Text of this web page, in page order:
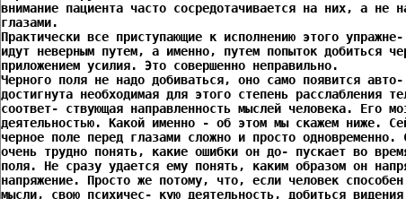
внимание пациента часто сосредотачивается на них, а не
глазами.
Практически все приступающие к исполнению этого
идут неверным путем, а именно, путем попыток добиться
приложением усилия. Это совершенно неправильно.
Черного поля не надо добиваться, оно само появится
достигнута необходимая для этого степень расслабления
соответ- ствующая направленность мыслей человека. Его
деятельностью. Какой именно - об этом мы скажем ниже.
черное поле перед глазами сложно и просто
очень трудно понять, какие ошибки он до- пускает во
поля. Не сразу удается ему понять, каким образом он
напряжение. Просто же потому, что, если человек способен
мысли, свою психичес- кую деятельность, добиться